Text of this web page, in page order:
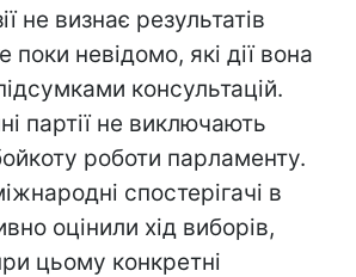
не визнає результатів
поки невідомо, які дії вона
консультацій.
партії не виключають
роботи парламенту.
спостерігачі в
оцінили хід виборів,
цьому конкретні